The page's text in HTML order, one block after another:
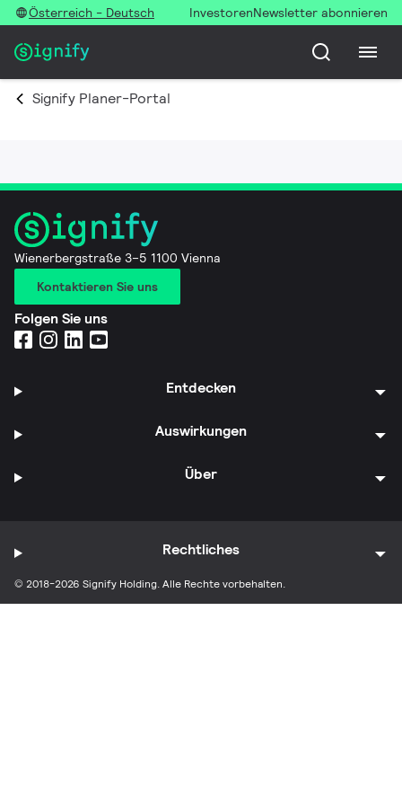
Österreich - Deutsch InvestorenNewsletter abonnieren
Signify Planer-Portal
Wienerbergstraße 3–5 1100 Vienna
Kontaktieren Sie uns
Folgen Sie uns
Entdecken
Auswirkungen
Über
© 2018-2026 Signify Holding. Alle Rechte vorbehalten.
Rechtliches